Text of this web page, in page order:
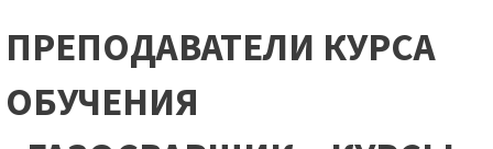
ПРЕПОДАВАТЕЛИ КУРСА
ОБУЧЕНИЯ